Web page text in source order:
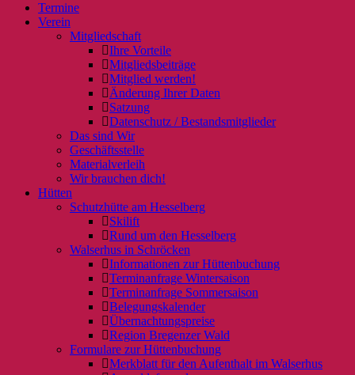
Termine
Verein
Mitgliedschaft
Ihre Vorteile
Mitgliedsbeiträge
Mitglied werden!
Änderung Ihrer Daten
Satzung
Datenschutz / Bestandsmitglieder
Das sind Wir
Geschäftsstelle
Materialverleih
Wir brauchen dich!
Hütten
Schutzhütte am Hesselberg
Skilift
Rund um den Hesselberg
Walserhus in Schröcken
Informationen zur Hüttenbuchung
Terminanfrage Wintersaison
Terminanfrage Sommersaison
Belegungskalender
Übernachtungspreise
Region Bregenzer Wald
Formulare zur Hüttenbuchung
Merkblatt für den Aufenthalt im Walserhus